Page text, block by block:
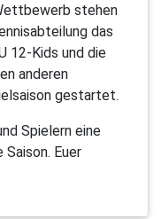
stehen
das
12-Kids und die
anderen
gestartet.
Spielern eine
Euer